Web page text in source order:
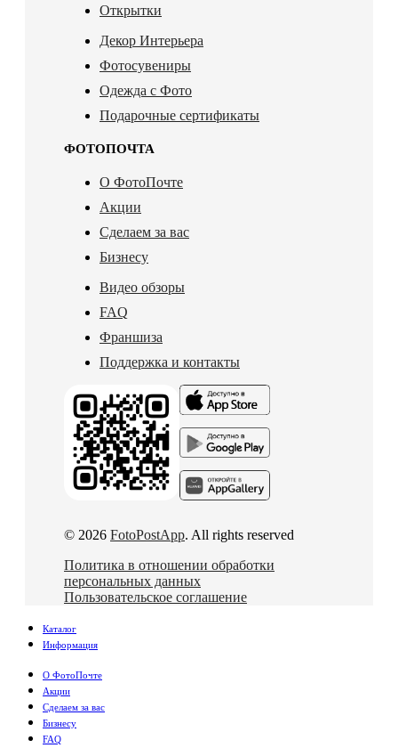
Открытки
Декор Интерьера
Фотосувениры
Одежда с Фото
Подарочные сертификаты
ФОТОПОЧТА
О ФотоПочте
Акции
Сделаем за вас
Бизнесу
Видео обзоры
FAQ
Франшиза
Поддержка и контакты
© 2026 FotoPostApp. All rights reserved
Политика в отношении обработки
персональных данных
Пользовательское соглашение
Каталог
Информация
О ФотоПочте
Акции
Сделаем за вас
Бизнесу
FAQ